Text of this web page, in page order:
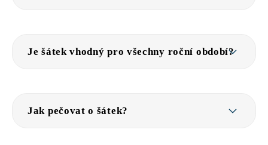
Je šátek vhodný pro všechny roční období?
Jak pečovat o šátek?